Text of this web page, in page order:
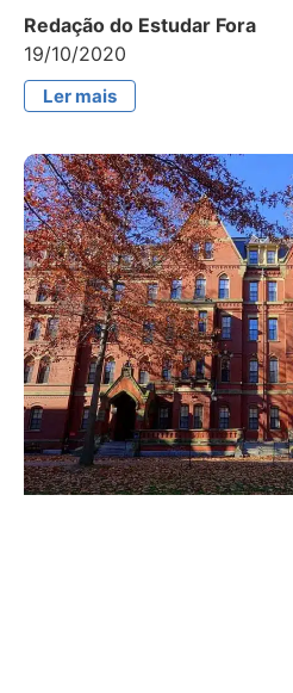
Redação do Estudar Fora
19/10/2020
Ler mais